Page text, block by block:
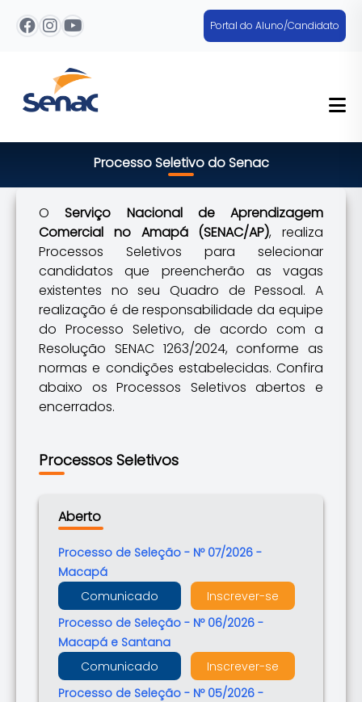
Portal do Aluno/Candidato
Processo Seletivo do Senac
OServiço Nacional de Aprendizagem
Comercial no Amapá (SENAC/AP), realiza
Processos Seletivos para selecionar
candidatos que preencherão as vagas
existentes no seu Quadro de Pessoal. A
realização é de responsabilidade da equipe
do Processo Seletivo, de acordo com a
Resolução SENAC 1263/2024, conforme as
normas e condições estabelecidas. Confira
abaixo os Processos Seletivos abertos e
encerrados.
Processos Seletivos
Aberto
Processo de Seleção - Nº 07/2026 -
Macapá
Comunicado
Inscrever-se
Processo de Seleção - Nº 06/2026 -
Macapá e Santana
Comunicado
Inscrever-se
Processo de Seleção - Nº 05/2026 -